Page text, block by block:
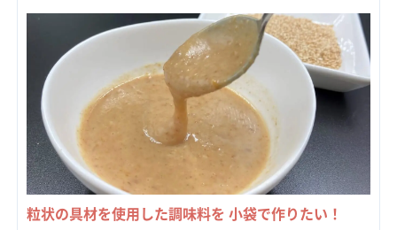
粒状の具材を使用した調味料を 小袋で作りたい！